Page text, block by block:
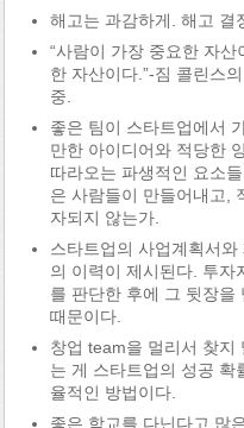
해고는 과감하게. 해고 결
“사람이 가장 중요한 자산
한 자산이다.”-짐 콜린스
중.
좋은 팀이 스타트업에서
만한 아이디어와 적당한
따라오는 파생적인 요소
은 사람들이 만들어내고,
자되지 않는가.
스타트업의 사업계획서
의 이력이 제시된다. 투자
를 판단한 후에 그 뒷장을
때문이다.
창업 team을 멀리서 찾지
는 게 스타트업의 성공 확
율적인 방법이다.
좋은 학교를 다닌다고 많